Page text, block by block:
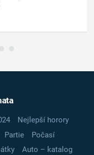
Nejlepší horory
Partie
Počasí
Auto – katalog